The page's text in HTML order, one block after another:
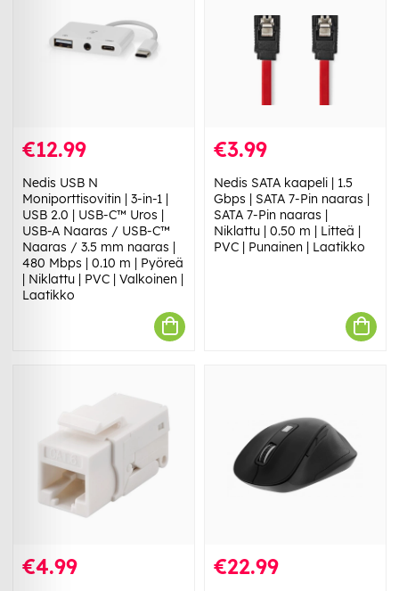
€12.99
Nedis USB N
Moniporttisovitin | 3-in-1 |
USB 2.0 | USB-C™ Uros |
USB-A Naaras / USB-C™
Naaras / 3.5 mm naaras |
480 Mbps | 0.10 m | Pyöreä
| Niklattu | PVC | Valkoinen |
Laatikko
€3.99
Nedis SATA kaapeli | 1.5
Gbps | SATA 7-Pin naaras |
SATA 7-Pin naaras |
Niklattu | 0.50 m | Litteä |
PVC | Punainen | Laatikko
€4.99 €22.99